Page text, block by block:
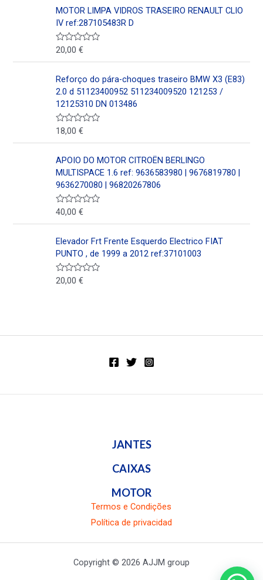
e
5
o
r
a
o
e
n
0
e
5
MOTOR LIMPA VIDROS TRASEIRO RENAULT CLIO
IV ref:287105483R D
V
o
r
a
d
o
e
n
0
5
20,00€
Reforço do pára-choques traseiro BMW X3 (E83)
2.0 d 51123400952 511234009520 121253 /
12125310 DN 013486
V
o
r
a
d
o
e
n
0
5
18,00€
APOIO DO MOTOR CITROËN BERLINGO
MULTISPACE 1.6 ref: 9636583980 | 9676819780 |
9636270080 | 96820267806
V
o
r
a
o
e
n
40,00€
Elevador Frt Frente Esquerdo Electrico FIAT
PUNTO , de 1999 a 2012 ref:37101003
V
o
20,00€
JANTES
CAIXAS
MOTOR
Termos e Condições
Política de privacidad
Copyright © 2026 AJJM group